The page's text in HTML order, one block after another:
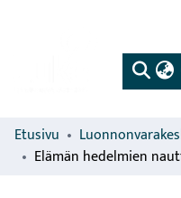
Etusivu